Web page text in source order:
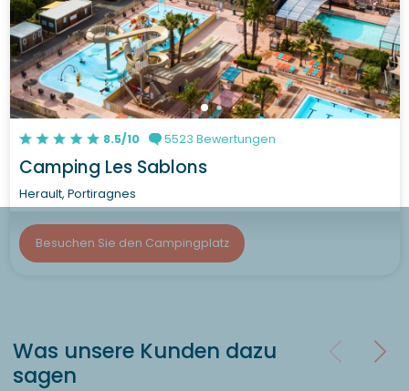
8.5/10 5523 Bewertungen
Camping Les Sablons
Herault, Portiragnes
Besuchen Sie den Campingplatz
Was unsere Kunden dazu
sagen